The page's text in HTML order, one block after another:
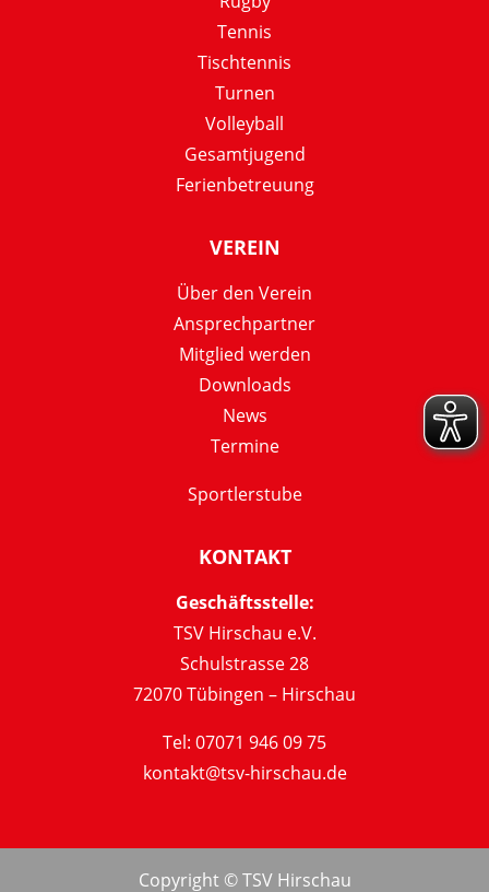
Tennis
Tischtennis
Turnen
Volleyball
Gesamtjugend
Ferienbetreuung
VEREIN
Über den Verein
Ansprechpartner
Mitglied werden
Downloads
News
Termine
Sportlerstube
KONTAKT
Geschäftsstelle:
TSV Hirschau e.V.
Schulstrasse 28
72070 Tübingen – Hirschau
Tel: 07071 946 09 75
kontakt@tsv-hirschau.de
Copyright © TSV Hirschau